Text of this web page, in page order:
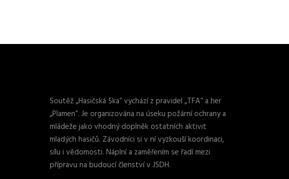
Soutěž „Hasičská 5ka“ vychází z pravidel „TFA“ a her
„Plamen“. Je organizována na úseku požární ochrany a
mládeže jako vhodný doplněk ostatních aktivit
mladých hasičů. Závodníci si v ní vyzkouší koordinaci,
sílu i vědomosti. Náplní a zaměřením se řadí mezi
přípravu na budoucí členství v JSDH.